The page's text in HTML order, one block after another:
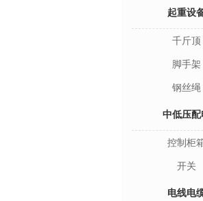
起重设
千斤顶
脚手架
钢丝绳
中低压配
控制柜
开关
电线电